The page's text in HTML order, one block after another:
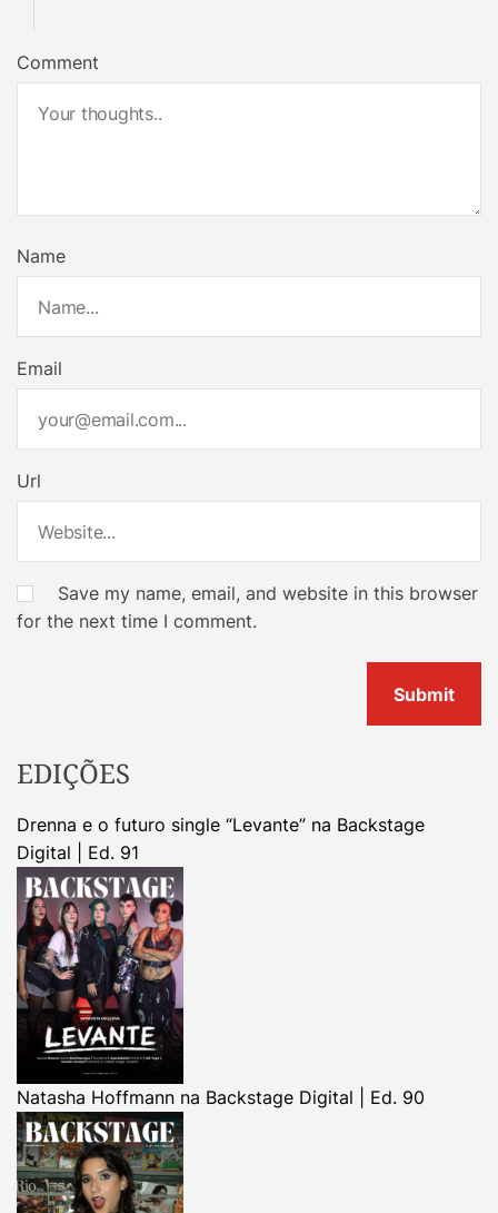
Comment
Name
Email
Url
Save my name, email, and website in this browser
for the next time I comment.
EDIÇÕES
Drenna e o futuro single “Levante” na Backstage
Digital | Ed. 91
Natasha Hoffmann na Backstage Digital | Ed. 90